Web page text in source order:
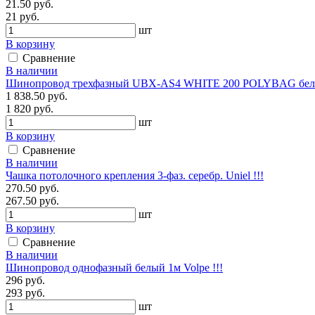
21.50 руб.
21 руб.
шт
В корзину
Сравнение
В наличии
Шинопровод трехфазный UBX-AS4 WHITE 200 POLYBAG
1 838.50 руб.
1 820 руб.
шт
В корзину
Сравнение
В наличии
Чашка потолочного крепления 3-фаз. серебр. Uniel !!!
270.50 руб.
267.50 руб.
шт
В корзину
Сравнение
В наличии
Шинопровод однофазный белый 1м Volpe !!!
296 руб.
293 руб.
шт